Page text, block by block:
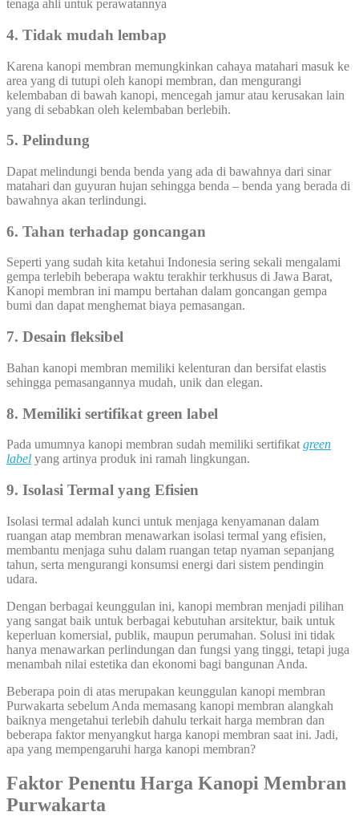
tenaga ahli untuk perawatannya
4. Tidak mudah lembap
Karena kanopi membran memungkinkan cahaya matahari masuk ke
area yang di tutupi oleh kanopi membran, dan mengurangi
kelembaban di bawah kanopi, mencegah jamur atau kerusakan lain
yang di sebabkan oleh kelembaban berlebih.
5. Pelindung
Dapat melindungi benda benda yang ada di bawahnya dari sinar
matahari dan guyuran hujan sehingga benda – benda yang berada di
bawahnya akan terlindungi.
6. Tahan terhadap goncangan
Seperti yang sudah kita ketahui Indonesia sering sekali mengalami
gempa terlebih beberapa waktu terakhir terkhusus di Jawa Barat,
Kanopi membran ini mampu bertahan dalam goncangan gempa
bumi dan dapat menghemat biaya pemasangan.
7. Desain fleksibel
Bahan kanopi membran memiliki kelenturan dan bersifat elastis
sehingga pemasangannya mudah, unik dan elegan.
8. Memiliki sertifikat green label
Pada umumnya kanopi membran sudah memiliki sertifikat green
label yang artinya produk ini ramah lingkungan.
9. Isolasi Termal yang Efisien
Isolasi termal adalah kunci untuk menjaga kenyamanan dalam
ruangan atap membran menawarkan isolasi termal yang efisien,
membantu menjaga suhu dalam ruangan tetap nyaman sepanjang
tahun, serta mengurangi konsumsi energi dari sistem pendingin
udara.
Dengan berbagai keunggulan ini, kanopi membran menjadi pilihan
yang sangat baik untuk berbagai kebutuhan arsitektur, baik untuk
keperluan komersial, publik, maupun perumahan. Solusi ini tidak
hanya menawarkan perlindungan dan fungsi yang tinggi, tetapi juga
menambah nilai estetika dan ekonomi bagi bangunan Anda.
Beberapa poin di atas merupakan keunggulan kanopi membran
Purwakarta sebelum Anda memasang kanopi membran alangkah
baiknya mengetahui terlebih dahulu terkait harga membran dan
beberapa faktor menyangkut harga kanopi membran saat ini. Jadi,
apa yang mempengaruhi harga kanopi membran?
Faktor Penentu Harga Kanopi Membran
Purwakarta